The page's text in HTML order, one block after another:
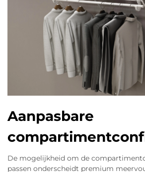
Aanpasbare
De mogelijkheid om de
passen onderscheidt premium